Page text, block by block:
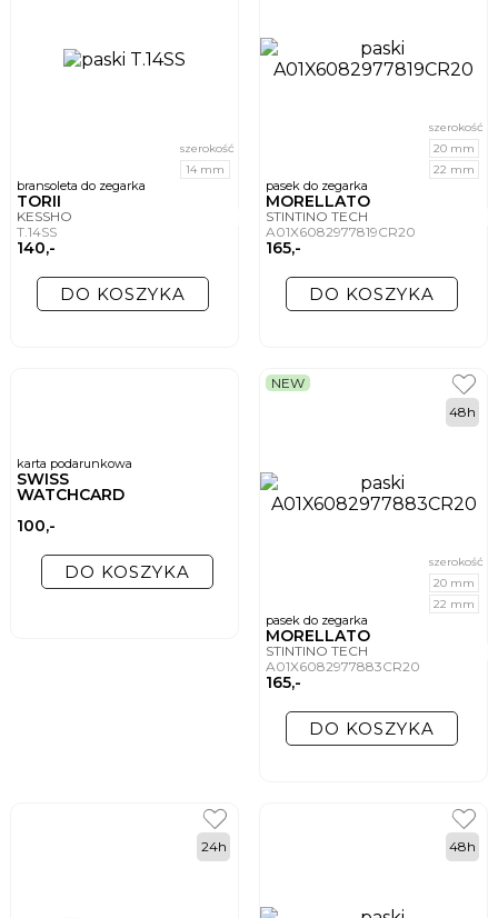
bransoleta do zegarka
TORII
KESSHO
T.14SS
140,-
szerokość
14 mm
DO KOSZYKA
pasek do zegarka
MORELLATO
STINTINO TECH
A01X6082977819CR20
165,-
szerokość
20 mm
22 mm
DO KOSZYKA
karta podarunkowa
SWISS
WATCHCARD
100,-
DO KOSZYKA
pasek do zegarka
MORELLATO
STINTINO TECH
A01X6082977883CR20
165,-
NEW
szerokość
20 mm
22 mm
48h
DO KOSZYKA
24h 48h